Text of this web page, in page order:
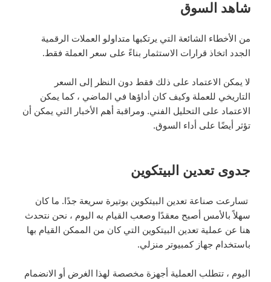
شاهد السوق
من الأخطاء الشائعة التي يرتكبها متداولو العملات الرقمية
الجدد اتخاذ قرارات الاستثمار بناءً على سعر العملة فقط.
لا يمكن الاعتماد على ذلك فقط دون النظر إلى السعر
التاريخي للعملة وكيف كان أداؤها في الماضي ، كما يمكن
الاعتماد على التحليل الفني. ومراقبة أهم الأخبار التي يمكن أن
تؤثر أيضًا على أداء السوق.
جدوى تعدين البيتكوين
تسارعت صناعة تعدين البيتكوين بوتيرة سريعة جدًا. ما كان
سهلاً بالأمس أصبح معقدًا وصعب القيام به اليوم ، نحن نتحدث
هنا عن عملية تعدين البيتكوين التي كان من الممكن القيام بها
باستخدام جهاز كمبيوتر منزلي.
اليوم ، تتطلب العملية أجهزة مخصصة لهذا الغرض أو الانضمام